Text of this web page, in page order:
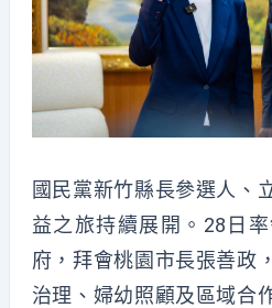
國民黨新竹縣長參選人、
益之旅持續展開。28日
府，拜會桃園市長張善政
治理、婦幼照顧及區域合